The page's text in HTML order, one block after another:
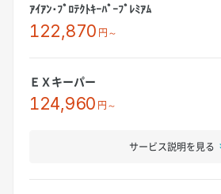
ｱｲｱﾝ･ﾌﾟﾛﾃｸﾄｷｰﾊﾟｰﾌﾟﾚﾐｱﾑ
122,870 円～
ＥＸキーパー
124,960 円～
サービス説明を見る